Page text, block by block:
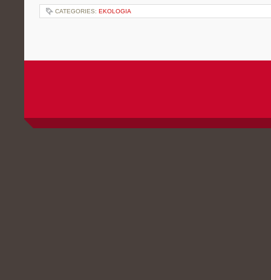
CATEGORIES: EKOLOGIA